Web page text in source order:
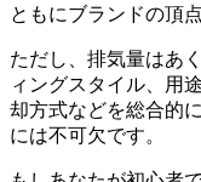
ともにブランドの頂
ただし、排気量はあ
ィングスタイル、用
却方式などを総合的
には不可欠です。